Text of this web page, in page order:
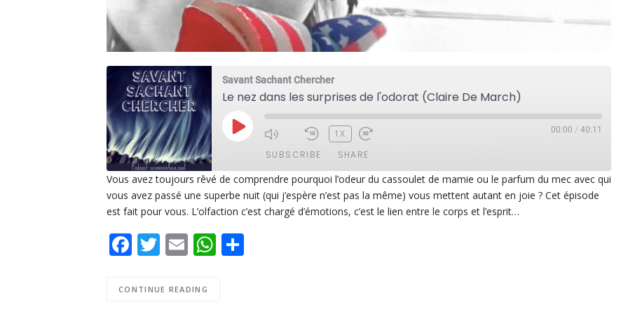
Savant Sachant Chercher
Le nez dans les surprises de l'odorat (Claire De March)
PLAY
1X 00:00 / 40:11
SUBSCRIBE SHARE
Apple Podcasts Deezer Google Play
Spotify
SHARE
EMBED
Vous avez toujours rêvé de comprendre pourquoi l’odeur du cassoulet de mamie ou le parfum du mec avec qui
vous avez passé une superbe nuit (qui j’espère n’est pas la même) vous mettent autant en joie ? Cet épisode
est fait pour vous. L’olfaction c’est chargé d’émotions, c’est le lien entre le corps et l’esprit…
Facebook
Twitter
EmailWhatsApp
CONTINUE READING